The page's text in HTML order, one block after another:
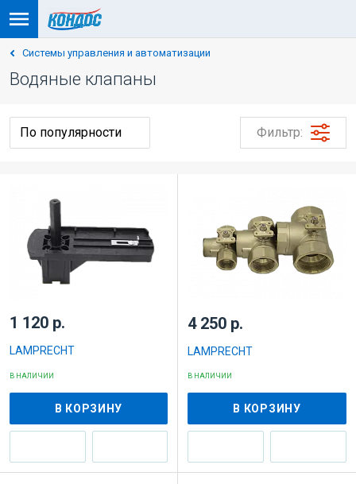
Системы управления и автоматизации
Водяные клапаны
Фильтр:
1 120 р.
LAMPRECHT
В НАЛИЧИИ
В КОРЗИНУ
4 250 р.
LAMPRECHT
В НАЛИЧИИ
В КОРЗИНУ